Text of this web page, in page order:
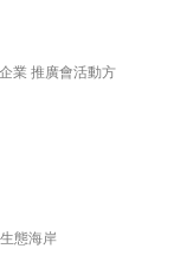
業 推廣會活動方
態海岸